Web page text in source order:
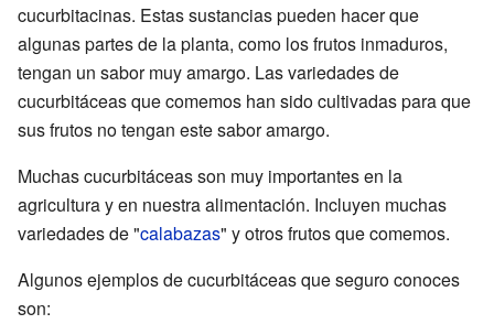
cucurbitacinas. Estas sustancias pueden hacer que
algunas partes de la planta, como los frutos inmaduros,
tengan un sabor muy amargo. Las variedades de
cucurbitáceas que comemos han sido cultivadas para que
sus frutos no tengan este sabor amargo.
Muchas cucurbitáceas son muy importantes en la
agricultura y en nuestra alimentación. Incluyen muchas
variedades de "calabazas" y otros frutos que comemos.
Algunos ejemplos de cucurbitáceas que seguro conoces
son: